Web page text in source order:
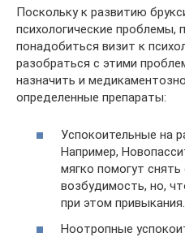
Поскольку к развитию
психологические проблемы,
понадобиться визит к
разобраться с этими
назначить и
определенные препараты:
Успокоительные на
Например,
мягко помогут
возбудимость, но,
при этом привыкания.
Ноотропные